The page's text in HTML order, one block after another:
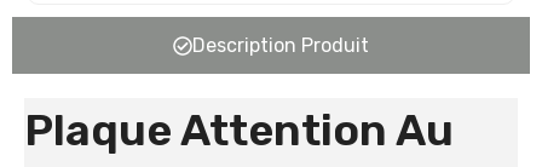
Description Produit
Plaque Attention Au